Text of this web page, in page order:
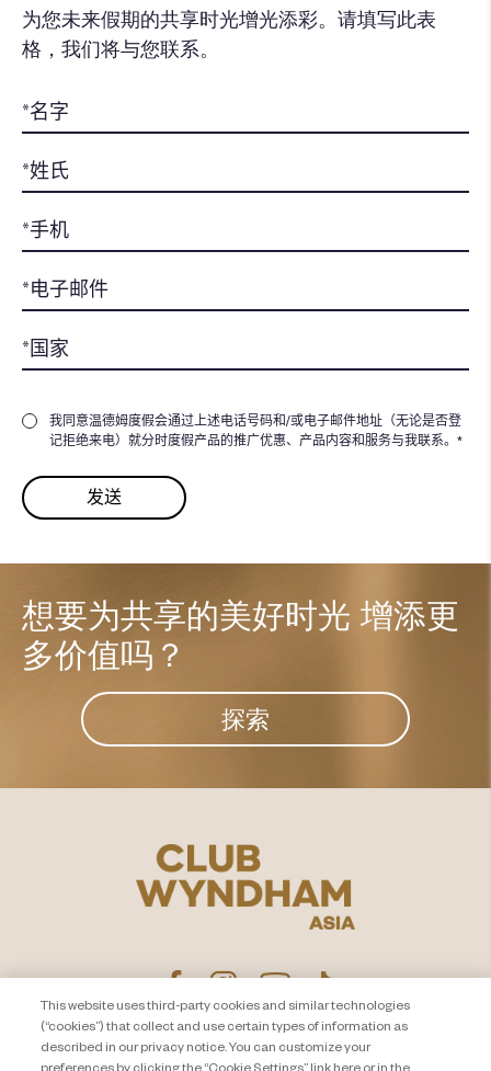
为您未来假期的共享时光增光添彩。请填写此表
格，我们将与您联系。
我同意温德姆度假会通过上述电话号码和/或电子邮件地址（无论是否登
记拒绝来电）就分时度假产品的推广优惠、产品内容和服务与我联系。*
想要为共享的美好时光 增添更
多价值吗？
探索
隐私声明 联系我们
This website uses third-party cookies and similar technologies
(“cookies”) that collect and use certain types of information as
described in our privacy notice. You can customize your
preferences by clicking the “Cookie Settings” link here or in the